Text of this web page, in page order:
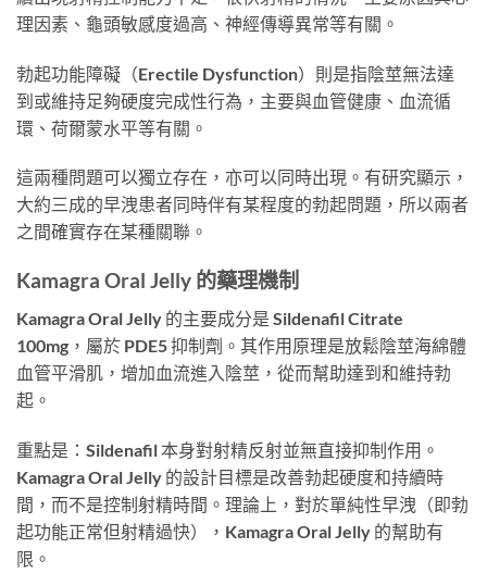
理因素、龜頭敏感度過高、神經傳導異常等有關。
勃起功能障礙（Erectile Dysfunction）則是指陰莖無法達
到或維持足夠硬度完成性行為，主要與血管健康、血流循
環、荷爾蒙水平等有關。
這兩種問題可以獨立存在，亦可以同時出現。有研究顯示，
大約三成的早洩患者同時伴有某程度的勃起問題，所以兩者
之間確實存在某種關聯。
Kamagra Oral Jelly 的藥理機制
Kamagra Oral Jelly 的主要成分是 Sildenafil Citrate
100mg，屬於 PDE5 抑制劑。其作用原理是放鬆陰莖海綿體
血管平滑肌，增加血流進入陰莖，從而幫助達到和維持勃
起。
重點是：Sildenafil 本身對射精反射並無直接抑制作用。
Kamagra Oral Jelly 的設計目標是改善勃起硬度和持續時
間，而不是控制射精時間。理論上，對於單純性早洩（即勃
起功能正常但射精過快），Kamagra Oral Jelly 的幫助有
限。